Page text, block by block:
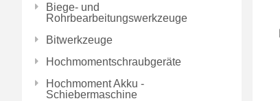
Biege- und
Rohrbearbeitungswerkzeuge
Bitwerkzeuge
Hochmomentschraubgeräte
Hochmoment Akku -
Schiebermaschine